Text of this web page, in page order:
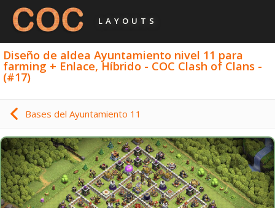
LAYOUTS
Diseño de aldea Ayuntamiento nivel 11 para
farming + Enlace, Híbrido - COC Clash of Clans -
(#17)
Bases del Ayuntamiento 11